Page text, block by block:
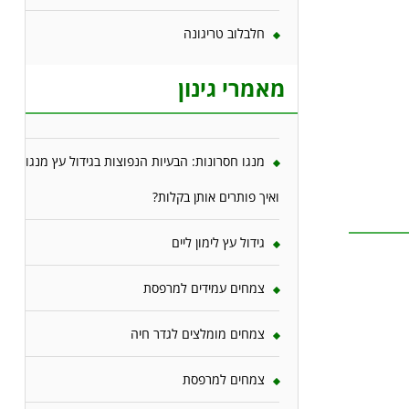
חלבלוב טריגונה
מאמרי גינון
מנגו חסרונות: הבעיות הנפוצות בגידול עץ מנגו
ואיך פותרים אותן בקלות?
גידול עץ לימון ליים
צמחים עמידים למרפסת
צמחים מומלצים לגדר חיה
צמחים למרפסת